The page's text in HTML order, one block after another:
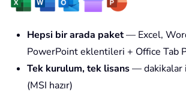
Hepsi bir arada paket— Excel,
PowerPoint eklentileri + Office Tab
Tek kurulum, tek lisans— dakikalar
(MSI hazır)